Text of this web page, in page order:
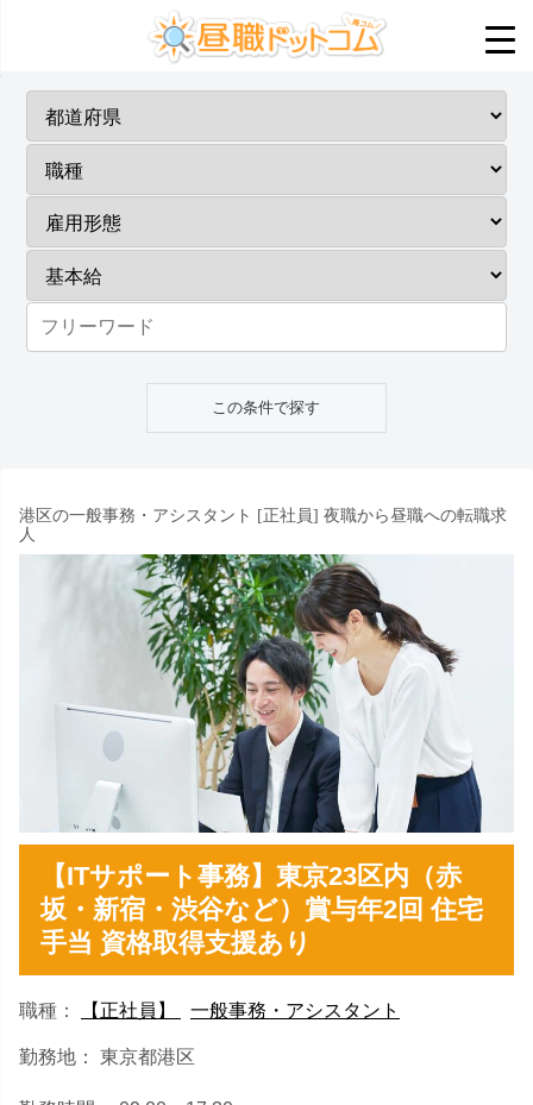
港区の一般事務・アシスタント [正社員] 夜職から昼職への転職求
人
【ITサポート事務】東京23区内（赤
坂・新宿・渋谷など）賞与年2回 住宅
手当 資格取得支援あり
職種： 【正社員】 一般事務・アシスタント
勤務地： 東京都港区